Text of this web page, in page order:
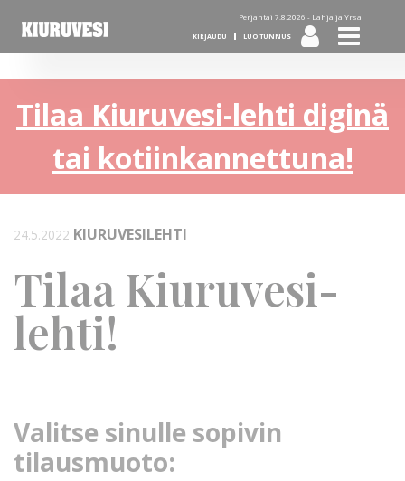
Perjantai 7.8.2026 - Lahja ja Yrsa
KIRJAUDU LUO TUNNUS
Tilaa Kiuruvesi-lehti diginä
tai kotiinkannettuna!
24.5.2022 KIURUVESILEHTI
Tilaa Kiuruvesi-
lehti!
Valitse sinulle sopivin
tilausmuoto: